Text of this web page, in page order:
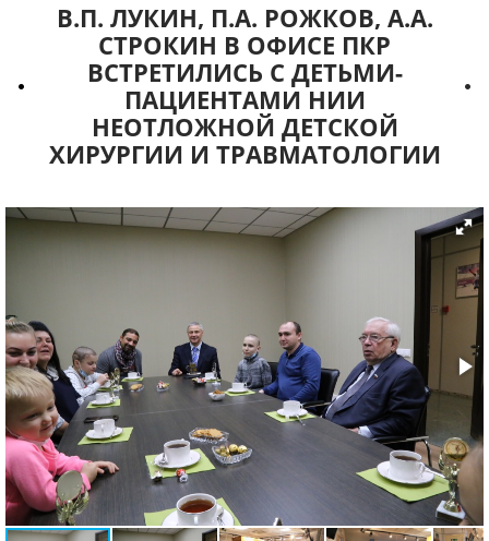
В.П. ЛУКИН, П.А. РОЖКОВ, А.А.
СТРОКИН В ОФИСЕ ПКР
ВСТРЕТИЛИСЬ С ДЕТЬМИ-
ПАЦИЕНТАМИ НИИ
НЕОТЛОЖНОЙ ДЕТСКОЙ
ХИРУРГИИ И ТРАВМАТОЛОГИИ